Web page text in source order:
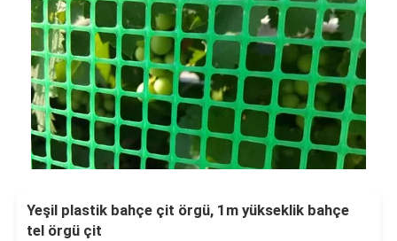
Yeşil plastik bahçe çit örgü, 1m yükseklik bahçe
tel örgü çit